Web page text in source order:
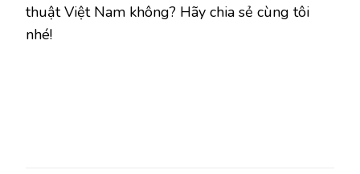
thuật Việt Nam không? Hãy chia sẻ cùng tôi
nhé!